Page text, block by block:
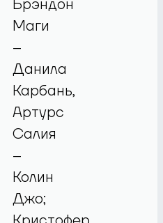
Брэндон
Маги
–
Данила
Карбань,
Артурс
Салия
–
Колин
Джо;